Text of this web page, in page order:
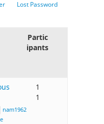
Lost Password
Partic
ipants
nam1962
1
1